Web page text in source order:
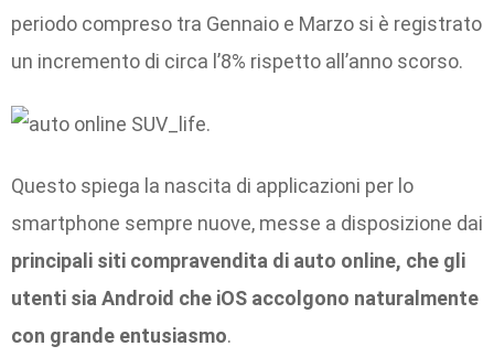
periodo compreso tra Gennaio e Marzo si è registrato
un incremento di circa l’8% rispetto all’anno scorso.
Questo spiega la nascita di applicazioni per lo
smartphone sempre nuove, messe a disposizione dai
principali siti compravendita di auto online, che gli
utenti sia Android che iOS accolgono naturalmente
con grande entusiasmo.